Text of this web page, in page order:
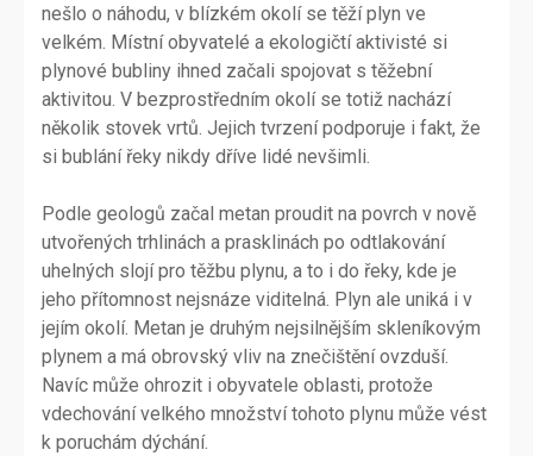
nešlo o náhodu, v blízkém okolí se těží plyn ve
velkém. Místní obyvatelé a ekologičtí aktivisté si
plynové bubliny ihned začali spojovat s těžební
aktivitou. V bezprostředním okolí se totiž nachází
několik stovek vrtů. Jejich tvrzení podporuje i fakt, že
si bublání řeky nikdy dříve lidé nevšimli.
Podle geologů začal metan proudit na povrch v nově
utvořených trhlinách a prasklinách po odtlakování
uhelných slojí pro těžbu plynu, a to i do řeky, kde je
jeho přítomnost nejsnáze viditelná. Plyn ale uniká i v
jejím okolí. Metan je druhým nejsilnějším skleníkovým
plynem a má obrovský vliv na znečištění ovzduší.
Navíc může ohrozit i obyvatele oblasti, protože
vdechování velkého množství tohoto plynu může vést
k poruchám dýchání.